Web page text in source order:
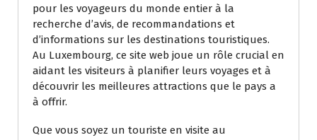
pour les voyageurs du monde entier à la
recherche d’avis, de recommandations et
d’informations sur les destinations touristiques.
Au Luxembourg, ce site web joue un rôle crucial en
aidant les visiteurs à planifier leurs voyages et à
découvrir les meilleures attractions que le pays a
à offrir.
Que vous soyez un touriste en visite au